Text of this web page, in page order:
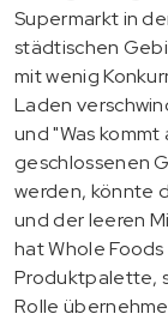
Supermarkt in
städtischen
mit wenig
Laden
und "Was
geschlossenen
werden, könnte
und der leeren
hat Whole
Produktpalette,
Rolle